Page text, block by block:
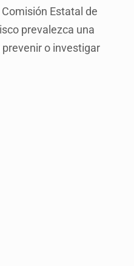
Estatal de
prevalezca una
o investigar